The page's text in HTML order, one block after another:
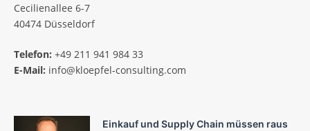
Cecilienallee 6-7
40474 Düsseldorf
Telefon: +49 211 941 984 33
E-Mail: info@kloepfel-consulting.com
Einkauf und Supply Chain müssen raus